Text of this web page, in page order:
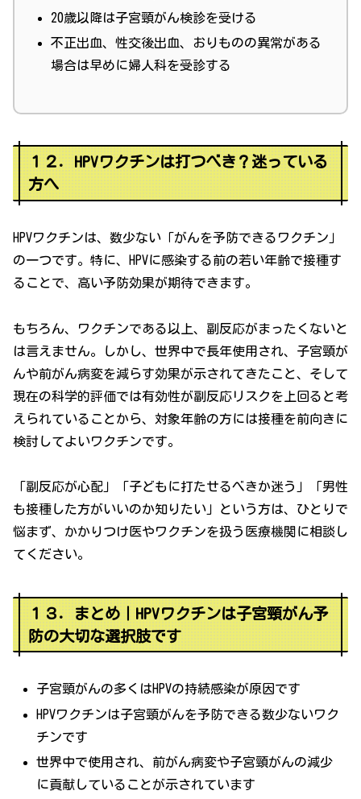
20歳以降は子宮頸がん検診を受ける
不正出血、性交後出血、おりものの異常がある
場合は早めに婦人科を受診する
１２．HPVワクチンは打つべき？迷っている
方へ
HPVワクチンは、数少ない「がんを予防できるワクチン」
の一つです。特に、HPVに感染する前の若い年齢で接種す
ることで、高い予防効果が期待できます。
もちろん、ワクチンである以上、副反応がまったくないと
は言えません。しかし、世界中で長年使用され、子宮頸が
んや前がん病変を減らす効果が示されてきたこと、そして
現在の科学的評価では有効性が副反応リスクを上回ると考
えられていることから、対象年齢の方には接種を前向きに
検討してよいワクチンです。
「副反応が心配」「子どもに打たせるべきか迷う」「男性
も接種した方がいいのか知りたい」という方は、ひとりで
悩まず、かかりつけ医やワクチンを扱う医療機関に相談し
てください。
１３．まとめ｜HPVワクチンは子宮頸がん予
防の大切な選択肢です
子宮頸がんの多くはHPVの持続感染が原因です
HPVワクチンは子宮頸がんを予防できる数少ないワク
チンです
世界中で使用され、前がん病変や子宮頸がんの減少
に貢献していることが示されています